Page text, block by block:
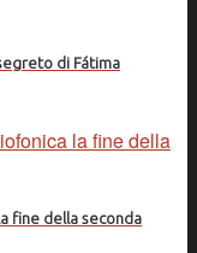
di Fátima
fine della seconda